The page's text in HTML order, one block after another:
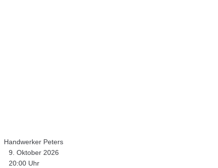
Handwerker Peters
9. Oktober 2026
20:00 Uhr